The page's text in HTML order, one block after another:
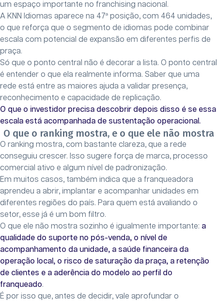
um espaço importante no franchising nacional.
A KNN Idiomas aparece na 47ª posição, com 464 unidades,
o que reforça que o segmento de idiomas pode combinar
escala com potencial de expansão em diferentes perfis de
praça.
Só que o ponto central não é decorar a lista. O ponto central
é entender o que ela realmente informa. Saber que uma
rede está entre as maiores ajuda a validar presença,
reconhecimento e capacidade de replicação.
O que o investidor precisa descobrir depois disso é se essa
escala está acompanhada de sustentação operacional.
O que o ranking mostra, e o que ele não mostra
O ranking mostra, com bastante clareza, que a rede
conseguiu crescer. Isso sugere força de marca, processo
comercial ativo e algum nível de padronização.
Em muitos casos, também indica que a franqueadora
aprendeu a abrir, implantar e acompanhar unidades em
diferentes regiões do país. Para quem está avaliando o
setor, esse já é um bom filtro.
O que ele não mostra sozinho é igualmente importante: a
qualidade do suporte no pós-venda, o nível de
acompanhamento da unidade, a saúde financeira da
operação local, o risco de saturação da praça, a retenção
de clientes e a aderência do modelo ao perfil do
franqueado.
É por isso que, antes de decidir, vale aprofundar o